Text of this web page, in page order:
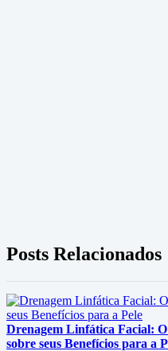
Posts Relacionados
Drenagem Linfática Facial:
sobre seus Benefícios para a